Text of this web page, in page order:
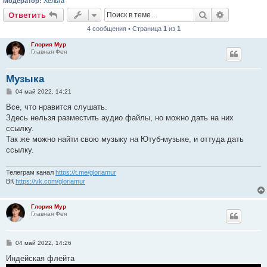
Ответить Поиск
4 сообщения • Страница 1 из 1
Глория Мур
Главная Фея
Музыка
С
о
щ
е
и
е
04 май 2022, 14:21
Все, что нравится слушать.
Здесь нельзя разместить аудио файлы, но можно дать на них
ссылку.
Так же можно найти свою музыку на Ютуб-музыке, и оттуда дать
ссылку.
Телеграм канал https://t.me/gloriamur
ВК https://vk.com/gloriamur
Глория Мур
Главная Фея
С
о
б
04 май 2022, 14:26
Индейская флейта